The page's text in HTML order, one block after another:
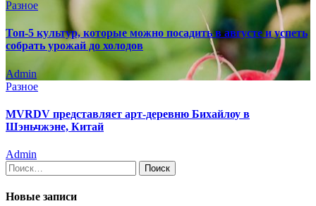
Разное
Топ-5 культур, которые можно посадить в августе и успеть
собрать урожай до холодов
Admin
Разное
MVRDV представляет арт-деревню Бихайлоу в
Шэньчжэне, Китай
Admin
Найти:
Новые записи